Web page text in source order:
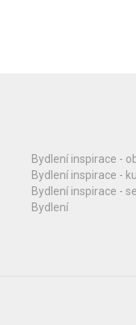
Bydlení inspirace -
Bydlení inspirace -
Bydlení inspirace -
Bydlení